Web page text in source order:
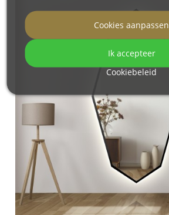
Cookiebeleid
Cookies aanpassen
Ik accepteer